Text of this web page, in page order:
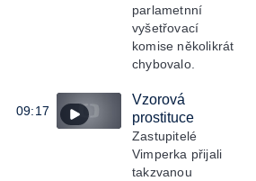
parlametnní
vyšetřovací
komise několikrát
chybovalo.
09:17
Vzorová
prostituce
Zastupitelé
Vimperka přijali
takzvanou